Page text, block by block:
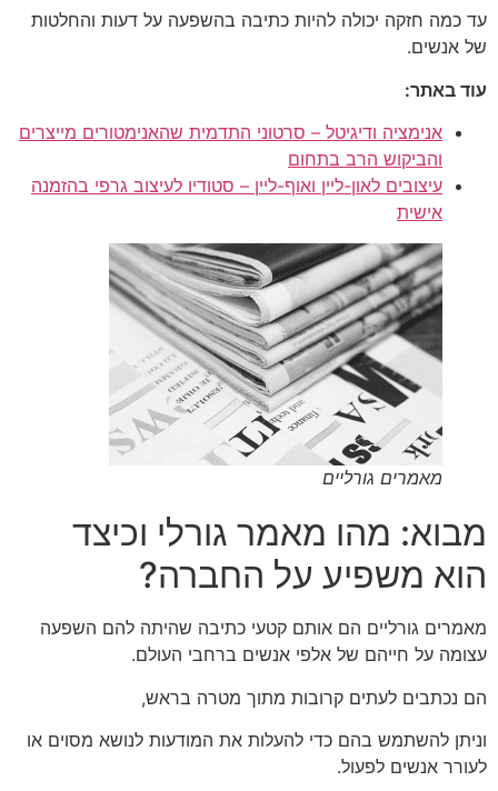
עד כמה חזקה יכולה להיות כתיבה בהשפעה על דעות והחלטות
של אנשים.
עוד באתר:
אנימציה ודיגיטל – סרטוני התדמית שהאנימטורים מייצרים
והביקוש הרב בתחום
עיצובים לאון-ליין ואוף-ליין – סטודיו לעיצוב גרפי בהזמנה
אישית
מאמרים גורליים
מבוא: מהו מאמר גורלי וכיצד
הוא משפיע על החברה?
מאמרים גורליים הם אותם קטעי כתיבה שהיתה להם השפעה
עצומה על חייהם של אלפי אנשים ברחבי העולם.
הם נכתבים לעתים קרובות מתוך מטרה בראש,
וניתן להשתמש בהם כדי להעלות את המודעות לנושא מסוים או
לעורר אנשים לפעול.